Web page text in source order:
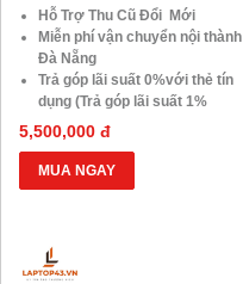
Hỗ Trợ Thu Cũ Đổi Mới
Miễn phí vận chuyển nội thành
Đà Nẵng
Trả góp lãi suất 0%với thẻ tín
dụng (Trả góp lãi suất 1%
HDsaison - chỉ cần CMND
BLX hoặc hộ khẩu gốc )
Giảm 20%khi nâng cấp Ram-
SSD
10.000 Voucher Giảm
Giá 500.000đ
5,500,000 đ
MUA NGAY